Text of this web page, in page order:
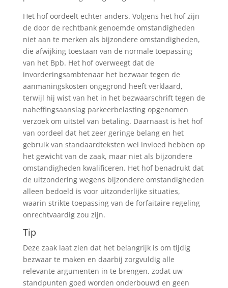
Het hof oordeelt echter anders. Volgens het hof zijn
de door de rechtbank genoemde omstandigheden
niet aan te merken als bijzondere omstandigheden,
die afwijking toestaan van de normale toepassing
van het Bpb. Het hof overweegt dat de
invorderingsambtenaar het bezwaar tegen de
aanmaningskosten ongegrond heeft verklaard,
terwijl hij wist van het in het bezwaarschrift tegen de
naheffingsaanslag parkeerbelasting opgenomen
verzoek om uitstel van betaling. Daarnaast is het hof
van oordeel dat het zeer geringe belang en het
gebruik van standaardteksten wel invloed hebben op
het gewicht van de zaak, maar niet als bijzondere
omstandigheden kwalificeren. Het hof benadrukt dat
de uitzondering wegens bijzondere omstandigheden
alleen bedoeld is voor uitzonderlijke situaties,
waarin strikte toepassing van de forfaitaire regeling
onrechtvaardig zou zijn.
Tip
Deze zaak laat zien dat het belangrijk is om tijdig
bezwaar te maken en daarbij zorgvuldig alle
relevante argumenten in te brengen, zodat uw
standpunten goed worden onderbouwd en geen